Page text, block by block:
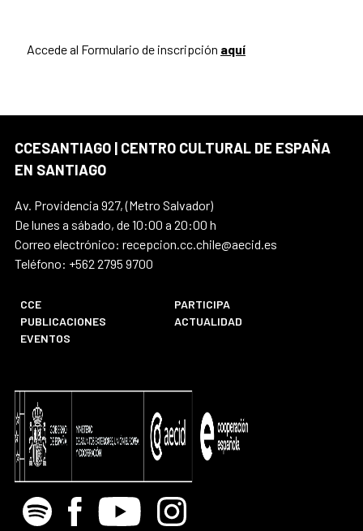
Accede al Formulario de inscripción aquí
CCESANTIAGO | CENTRO CULTURAL DE ESPAÑA
EN SANTIAGO
Av. Providencia 927, (Metro Salvador)
De lunes a sábado, de 10:00 a 20:00 h
Correo electrónico: recepcion.cc.chile@aecid.es
Teléfono: +562 2795 9700
CCE
PARTICIPA
PUBLICACIONES
ACTUALIDAD
EVENTOS
Spotify Facebook
Youtube Instagram